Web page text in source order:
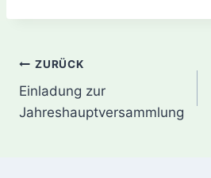
Beitragsnavigation
ZURÜCK
Einladung zur
Jahreshauptversammlung